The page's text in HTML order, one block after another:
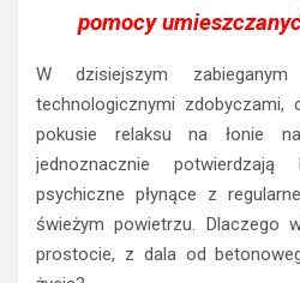
pomocy
W dzisiejszym zabieganym
technologicznymi
pokusie relaksu na łonie
jednoznacznie
psychiczne płynące z
świeżym powietrzu. Dlaczego
prostocie, z dala od